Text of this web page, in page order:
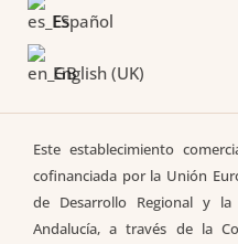
Español
English (UK)
Este establecimiento
cofinanciada por la Unión
de Desarrollo Regional y
Andalucía, a través de la